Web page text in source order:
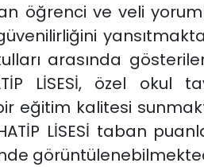
öğrenci ve veli
arasında gösterilen
LİSESİ, özel
eğitim kalitesi
HATİP LİSESİ taban